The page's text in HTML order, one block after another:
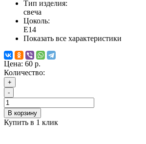
Тип изделия:
свеча
Цоколь:
Е14
Показать все характеристики
Цена: 60 р.
Количество:
+
-
В корзину
Купить в 1 клик